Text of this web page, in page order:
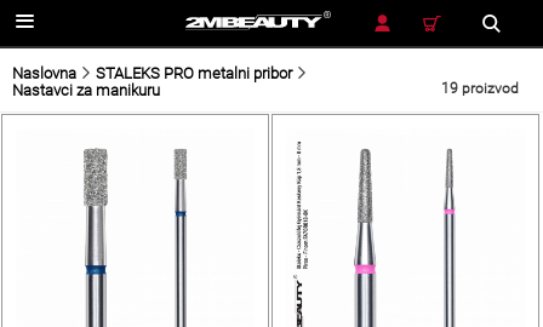
TRAŽENJE
Naslovna
STALEKS PRO metalni pribor
Nastavci za manikuru
19 proizvod